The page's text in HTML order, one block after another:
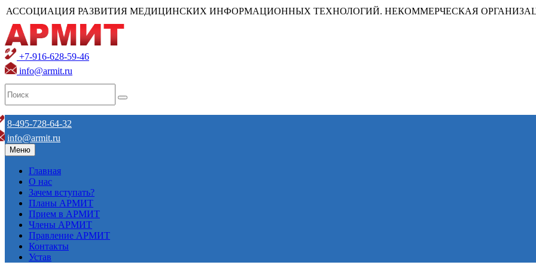
АССОЦИАЦИЯ РАЗВИТИЯ МЕДИЦИНСКИХ ИНФОРМАЦИОННЫХ ТЕХНОЛОГИЙ. НЕКОММЕРЧЕСКАЯ
+7-916-628-59-46
info@armit.ru
8-495-728-64-32
info@armit.ru
Меню
Главная
О нас
Зачем вступать?
Планы АРМИТ
Прием в АРМИТ
Члены АРМИТ
Правление АРМИТ
Контакты
Устав